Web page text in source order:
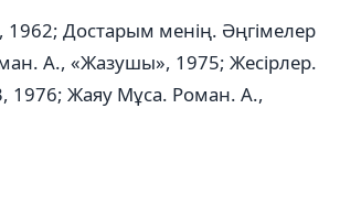
Достарым менің. Әңгімелер
А., «Жазушы», 1975; Жесірлер.
1976; Жаяу Мұса. Роман. А.,